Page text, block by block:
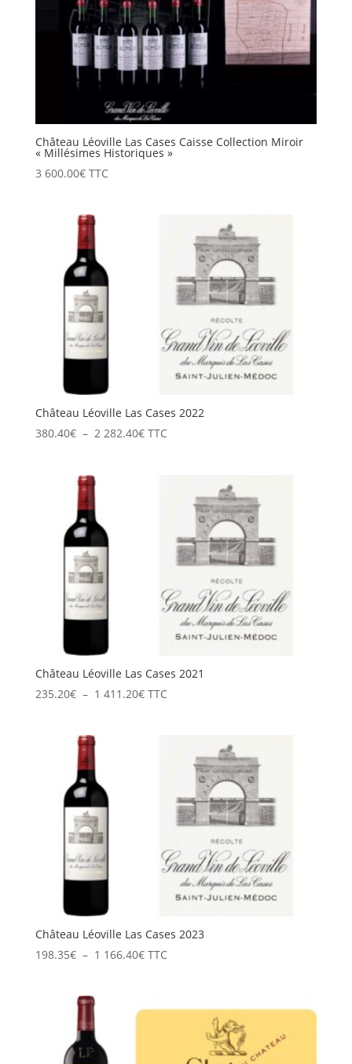
Château Léoville Las Cases Caisse Collection Miroir
« Millésimes Historiques »
3 600.00€ TTC
Château Léoville Las Cases 2022
380.40€ – 2 282.40€Plage
282.40€
TTC
Château Léoville Las Cases 2021
235.20€ – 1 411.20€Plage
411.20€
TTC
Château Léoville Las Cases 2023
198.35€ – 1 166.40€Plage
198.35€
TTC